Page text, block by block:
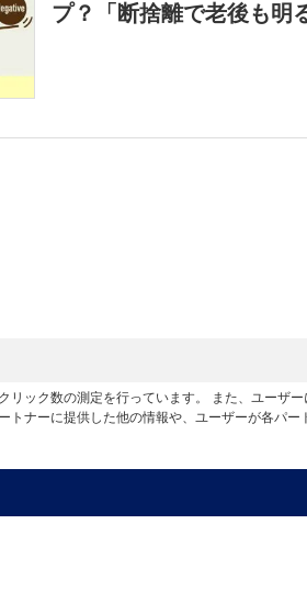
プ？「断捨離で老後も明
ック数の測定を行っています。 また、ユーザ
ナーに提供した他の情報や、ユーザーが各パ